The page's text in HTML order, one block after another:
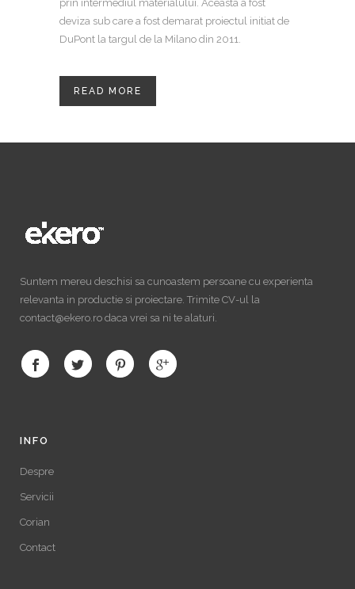
prin intermediul materialului. Aceasta a fost
deviza sub care a fost demarat proiectul initiat de
DuPont la targul de la Milano din 2011.
READ MORE
Suntem mereu deschisi sa cunoastem persoane cu experienta
relevanta in productie si proiectare. Trimite CV-ul la
contact@ekero.ro daca vrei sa ni te alaturi.
INFO
Despre
Servicii
Corian
Contact